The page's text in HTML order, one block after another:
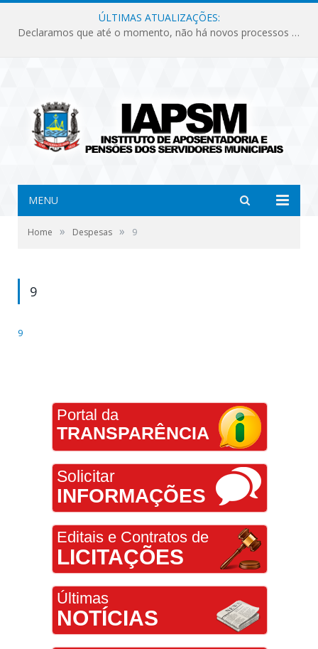
ÚLTIMAS ATUALIZAÇÕES:
Declaramos que até o momento, não há novos processos licitatórios para o Instituto de Previdência no ano de 2026.
MENU
Home » Despesas » 9
9
9
Portal da
TRANSPARÊNCIA
Solicitar
INFORMAÇÕES
Editais e Contratos de
LICITAÇÕES
Últimas
NOTÍCIAS